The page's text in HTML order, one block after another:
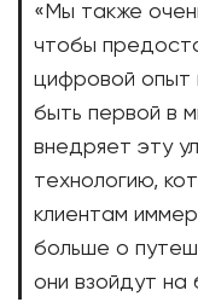
«Мы также
чтобы
цифровой опыт
быть первой в
внедряет эту
технологию,
клиентам
больше о
они взойдут на